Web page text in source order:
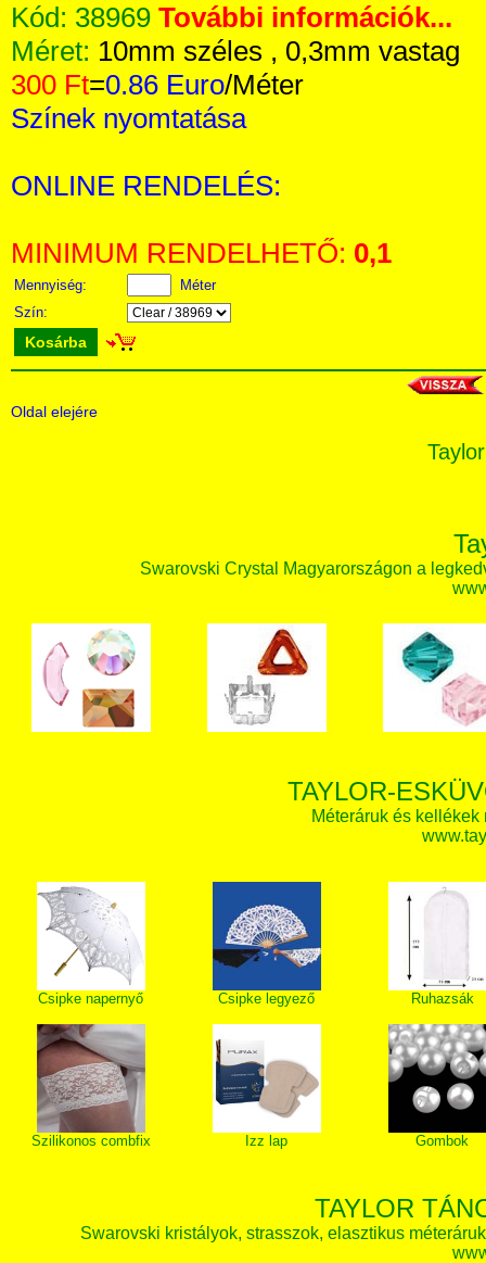
Kód: 38969 További információk...
Méret: 10mm széles , 0,3mm vastag
300 Ft=0.86 Euro/Méter
Színek nyomtatása
ONLINE RENDELÉS:
MINIMUM RENDELHETŐ: 0,1
Mennyiség:
Méter
Szín:
Kosárba
Oldal elejére
Swarovski Crystal Magyarországon a
TAYLOR-
Méteráruk és
Csipke napernyő Csipke legyező Ruhazsák
Szilikonos combfix Izz lap Gombok
TAYLOR
Swarovski kristályok, strasszok, elasztikus